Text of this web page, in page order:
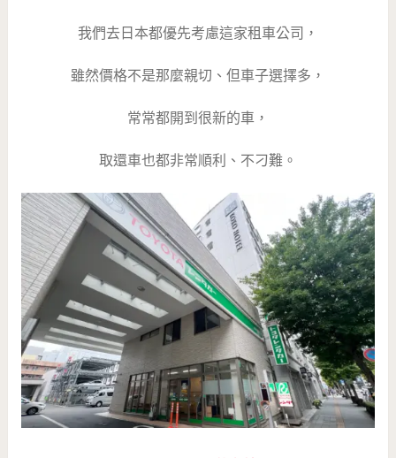
我們去日本都優先考慮這家租車公司，
雖然價格不是那麼親切、但車子選擇多，
常常都開到很新的車，
取還車也都非常順利、不刁難。